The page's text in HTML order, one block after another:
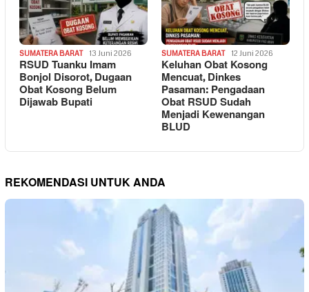
SUMATERA BARAT 13 Juni 2026
RSUD Tuanku Imam
Bonjol Disorot, Dugaan
Obat Kosong Belum
Dijawab Bupati
SUMATERA BARAT 12 Juni 2026
Keluhan Obat Kosong
Mencuat, Dinkes
Pasaman: Pengadaan
Obat RSUD Sudah
Menjadi Kewenangan
BLUD
REKOMENDASI UNTUK ANDA